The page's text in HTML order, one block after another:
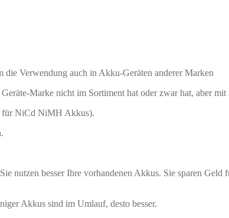
Verwendung auch in Akku-Geräten anderer Marken
Marke nicht im Sortiment hat oder zwar hat, aber mit
für NiCd NiMH Akkus).
nutzen besser Ihre vorhandenen Akkus. Sie sparen
Akkus sind im Umlauf, desto besser.